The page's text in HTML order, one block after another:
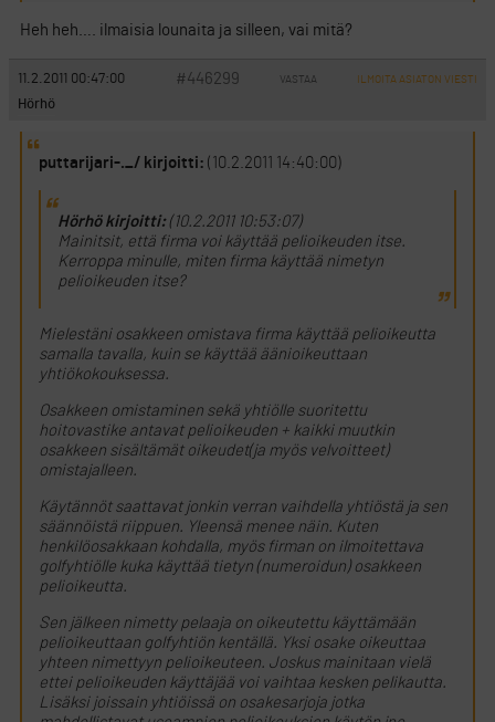
Heh heh…. ilmaisia lounaita ja silleen, vai mitä?
11.2.2011 00:47:00 #446299 VASTAA ILMOITA ASIATON VIESTI
Hörhö
puttarijari-._/ kirjoitti: (10.2.2011 14:40:00)
Hörhö kirjoitti:(10.2.2011 10:53:07)
Mainitsit, että firma voi käyttää pelioikeuden itse.
Kerroppa minulle, miten firma käyttää nimetyn
pelioikeuden itse?
Mielestäni osakkeen omistava firma käyttää pelioikeutta
samalla tavalla, kuin se käyttää äänioikeuttaan
yhtiökokouksessa.
Osakkeen omistaminen sekä yhtiölle suoritettu
hoitovastike antavat pelioikeuden + kaikki muutkin
osakkeen sisältämät oikeudet(ja myös velvoitteet)
omistajalleen.
Käytännöt saattavat jonkin verran vaihdella yhtiöstä ja sen
säännöistä riippuen. Yleensä menee näin. Kuten
henkilöosakkaan kohdalla, myös firman on ilmoitettava
golfyhtiölle kuka käyttää tietyn (numeroidun) osakkeen
pelioikeutta.
Sen jälkeen nimetty pelaaja on oikeutettu käyttämään
pelioikeuttaan golfyhtiön kentällä. Yksi osake oikeuttaa
yhteen nimettyyn pelioikeuteen. Joskus mainitaan vielä
ettei pelioikeuden käyttäjää voi vaihtaa kesken pelikautta.
Lisäksi joissain yhtiöissä on osakesarjoja jotka